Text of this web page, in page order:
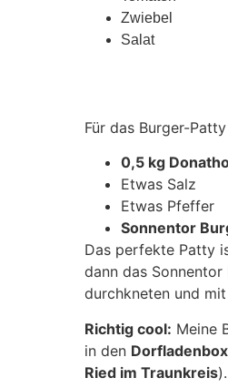
Zwiebel
Salat
Für das Burger-
0,5 kg
Etwas Salz
Etwas Pfeffer
Sonnentor
Das perfekte Patty
dann das
durchkneten und
Richtig cool: Meine
in den
Ried im Traunkreis).